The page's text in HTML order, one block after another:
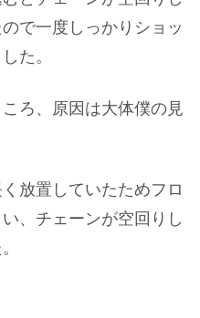
で一度しっかりショッ
た。
ろ、原因は大体僕の見
放置していたためフロ
、チェーンが空回りし